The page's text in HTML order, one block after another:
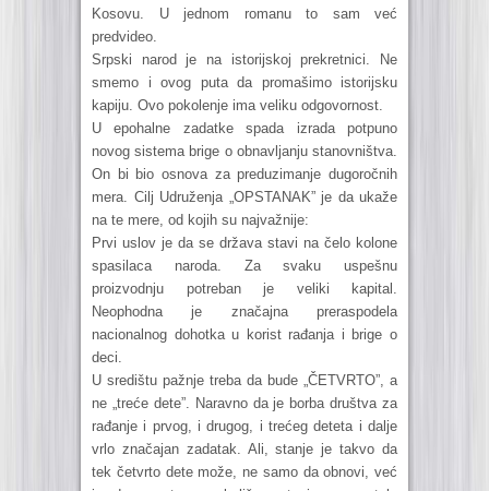
Kosovu. U jednom romanu to sam već
predvideo.
Srpski narod je na istorijskoj prekretnici. Ne
smemo i ovog puta da promašimo istorijsku
kapiju. Ovo pokolenje ima veliku odgovornost.
U epohalne zadatke spada izrada potpuno
novog sistema brige o obnavljanju stanovništva.
On bi bio osnova za preduzimanje dugoročnih
mera. Cilj Udruženja „OPSTANAK” je da ukaže
na te mere, od kojih su najvažnije:
Prvi uslov je da se država stavi na čelo kolone
spasilaca naroda. Za svaku uspešnu
proizvodnju potreban je veliki kapital.
Neophodna je značajna preraspodela
nacionalnog dohotka u korist rađanja i brige o
deci.
U središtu pažnje treba da bude „ČETVRTO”, a
ne „treće dete”. Naravno da je borba društva za
rađanje i prvog, i drugog, i trećeg deteta i dalje
vrlo značajan zadatak. Ali, stanje je takvo da
tek četvrto dete može, ne samo da obnovi, već